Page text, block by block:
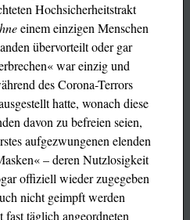
Hochsicherheitstrakt
einem einzigen Menschen
übervorteilt oder gar
war einzig und
des Corona-Terrors
hatte, wonach diese
davon zu befreien seien,
aufgezwungenen elenden
– deren Nutzlosigkeit
offiziell wieder zugegeben
nicht geimpft werden
fast täglich angeordneten